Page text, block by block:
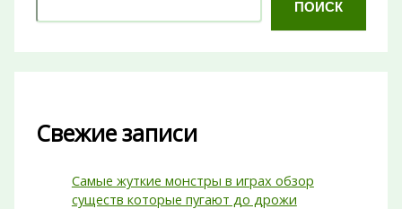
ПОИСК
Свежие записи
Самые жуткие монстры в играх обзор
существ которые пугают до дрожи